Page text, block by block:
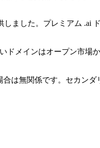
ました。プレミアム .ai
ドメインはオープン市場
は無関係です。セカンダ